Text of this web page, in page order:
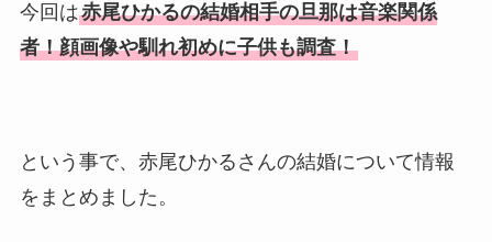
今回は赤尾ひかるの結婚相手の旦那は音楽関係
者！顔画像や馴れ初めに子供も調査！
という事で、赤尾ひかるさんの結婚について情報
をまとめました。